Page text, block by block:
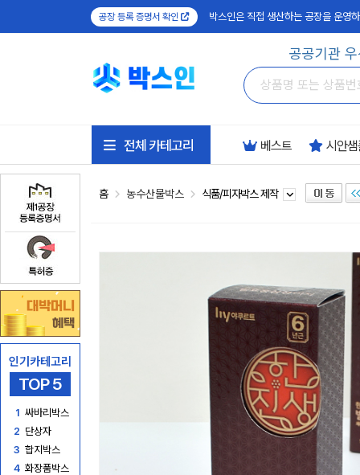
공장 등록 증명서 확인 박스인은 직접 생산하는 공장을 운영
공공기관
인기카테고리
TOP 5
1 싸바리박스
2 단상자
3 합지박스
4 화장품박스
전체 카테고리 베스트 시안
홈 농수산물박스 식품/피자박스 제작